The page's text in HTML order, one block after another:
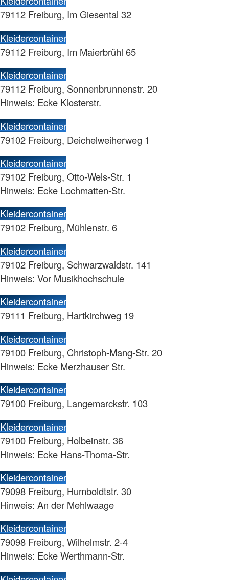
79112 Freiburg, Im Giesental 32
Kleidercontainer
79112 Freiburg, Im Maierbrühl 65
Kleidercontainer
79112 Freiburg, Sonnenbrunnenstr. 20
Hinweis: Ecke Klosterstr.
Kleidercontainer
79102 Freiburg, Deichelweiherweg 1
Kleidercontainer
79102 Freiburg, Otto-Wels-Str. 1
Hinweis: Ecke Lochmatten-Str.
Kleidercontainer
79102 Freiburg, Mühlenstr. 6
Kleidercontainer
79102 Freiburg, Schwarzwaldstr. 141
Hinweis: Vor Musikhochschule
Kleidercontainer
79111 Freiburg, Hartkirchweg 19
Kleidercontainer
79100 Freiburg, Christoph-Mang-Str. 20
Hinweis: Ecke Merzhauser Str.
Kleidercontainer
79100 Freiburg, Langemarckstr. 103
Kleidercontainer
79100 Freiburg, Holbeinstr. 36
Hinweis: Ecke Hans-Thoma-Str.
Kleidercontainer
79098 Freiburg, Humboldtstr. 30
Hinweis: An der Mehlwaage
Kleidercontainer
79098 Freiburg, Wilhelmstr. 2-4
Hinweis: Ecke Werthmann-Str.